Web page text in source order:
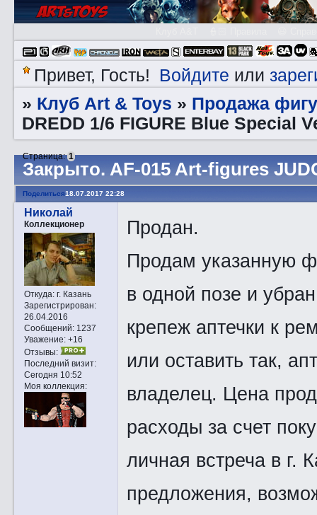
Привет, Гость! Войдите или
» Клуб Art & Toys » Продажа
DREDD 1/6 FIGURE Blue Special
Закрытo. AF-015 Art-figures
Страница:1
Поделиться18.07.2017 22:28
Николай
Коллекционер
Откуда:г. Казань
Зарегистрирован:
26.04.2016
Сообщений:1237
Уважение: +16
Отзывы:
Последний визит:
Сегодня 10:52
Моя коллекция:
Продан.
Продам указанную
в одной позе и
крепеж аптечки к
или оставить так,
владелец. Цена
расходы за счет
личная встреча в г.
предложения,